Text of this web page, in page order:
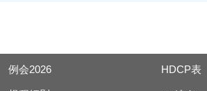
例会2026 HDCP表